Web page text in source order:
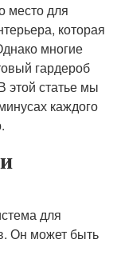
место для
которая
многие
гардероб
этой статье мы
каждого
для
Он может быть